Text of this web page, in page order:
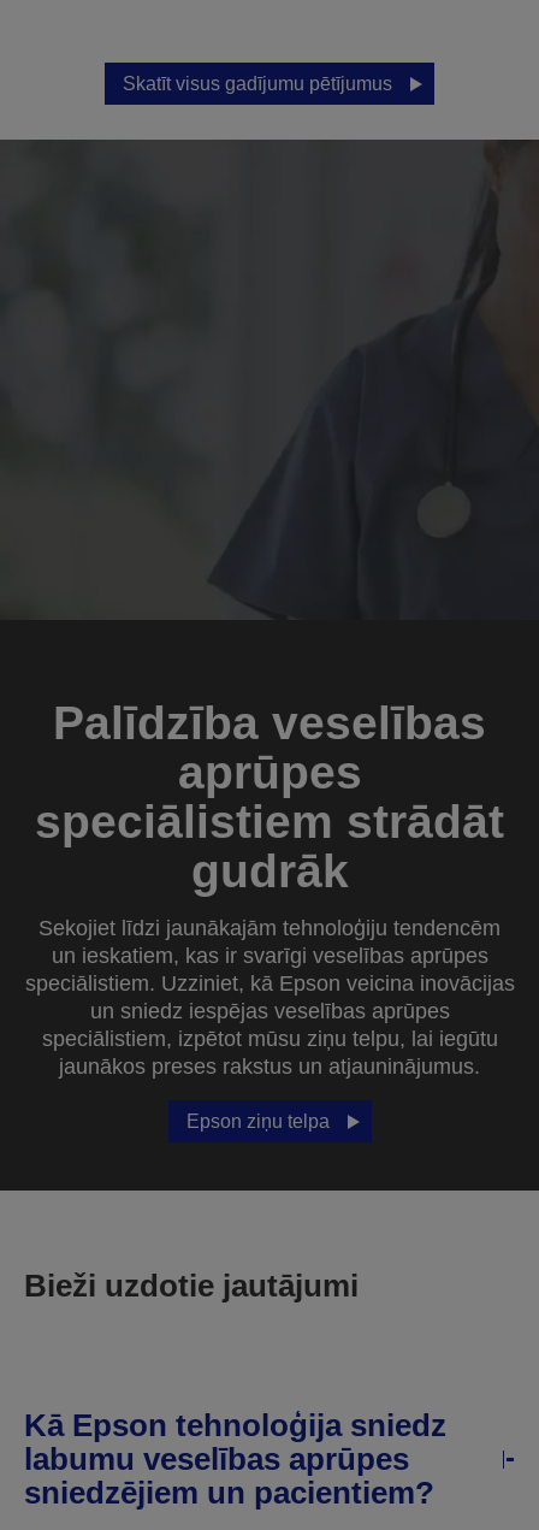
Skatīt visus gadījumu pētījumus
Palīdzība veselības
aprūpes
speciālistiem strādāt
gudrāk
Sekojiet līdzi jaunākajām tehnoloģiju tendencēm
un ieskatiem, kas ir svarīgi veselības aprūpes
speciālistiem. Uzziniet, kā Epson veicina inovācijas
un sniedz iespējas veselības aprūpes
speciālistiem, izpētot mūsu ziņu telpu, lai iegūtu
jaunākos preses rakstus un atjauninājumus.
Epson ziņu telpa
Bieži uzdotie jautājumi
Kā Epson tehnoloģija sniedz
labumu veselības aprūpes
sniedzējiem un pacientiem?